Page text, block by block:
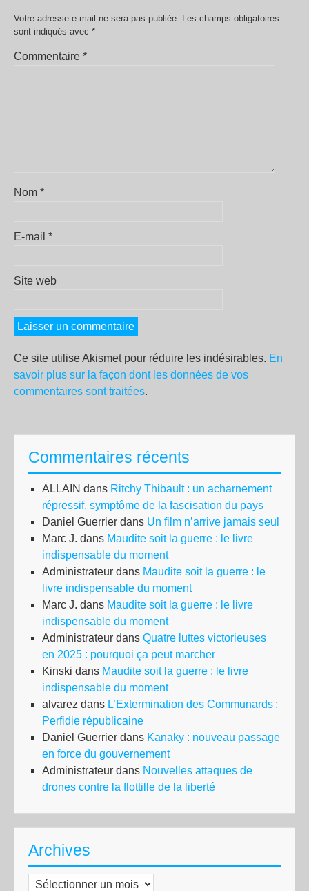
Votre adresse e-mail ne sera pas publiée. Les champs obligatoires
sont indiqués avec *
Commentaire *
Nom *
E-mail *
Site web
Ce site utilise Akismet pour réduire les indésirables. En
savoir plus sur la façon dont les données de vos
commentaires sont traitées.
Commentaires récents
ALLAIN dans Ritchy Thibault : un acharnement
répressif, symptôme de la fascisation du pays
Daniel Guerrier dans Un film n’arrive jamais seul
Marc J. dans Maudite soit la guerre : le livre
indispensable du moment
Administrateur dans Maudite soit la guerre : le
livre indispensable du moment
Marc J. dans Maudite soit la guerre : le livre
indispensable du moment
Administrateur dans Quatre luttes victorieuses
en 2025 : pourquoi ça peut marcher
Kinski dans Maudite soit la guerre : le livre
indispensable du moment
alvarez dans L’Extermination des Communards :
Perfidie républicaine
Daniel Guerrier dans Kanaky : nouveau passage
en force du gouvernement
Administrateur dans Nouvelles attaques de
drones contre la flottille de la liberté
Archives
Archives